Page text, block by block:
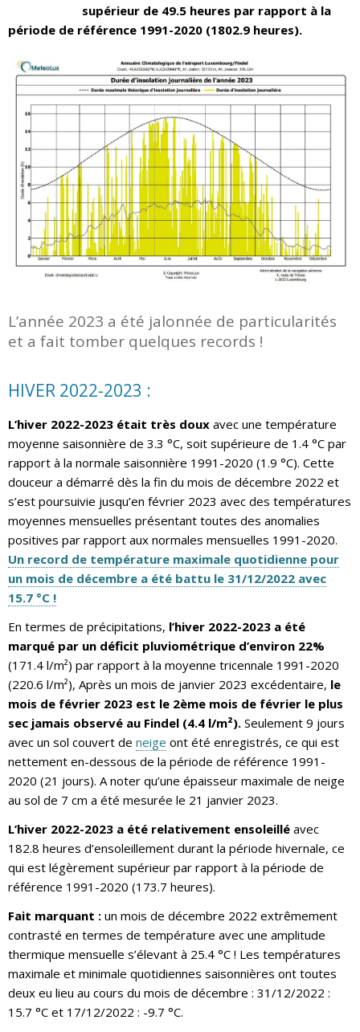
supérieur de 49.5 heures par rapport à la
période de référence 1991-2020 (1802.9 heures).
L’année 2023 a été jalonnée de particularités
et a fait tomber quelques records !
HIVER 2022-2023 :
L’hiver 2022-2023 était très doux avec une température
moyenne saisonnière de 3.3 °C, soit supérieure de 1.4 °C par
rapport à la normale saisonnière 1991-2020 (1.9 °C). Cette
douceur a démarré dès la fin du mois de décembre 2022 et
s’est poursuivie jusqu’en février 2023 avec des températures
moyennes mensuelles présentant toutes des anomalies
positives par rapport aux normales mensuelles 1991-2020.
Un record de température maximale quotidienne pour
un mois de décembre a été battu le 31/12/2022 avec
15.7 °C !
En termes de précipitations, l’hiver 2022-2023 a été
marqué par un déficit pluviométrique d’environ 22%
(171.4 l/m²) par rapport à la moyenne tricennale 1991-2020
(220.6 l/m²), Après un mois de janvier 2023 excédentaire, le
mois de février 2023 est le 2ème mois de février le plus
sec jamais observé au Findel (4.4 l/m²). Seulement 9 jours
avec un sol couvert de neige ont été enregistrés, ce qui est
nettement en-dessous de la période de référence 1991-
2020 (21 jours). A noter qu’une épaisseur maximale de neige
au sol de 7 cm a été mesurée le 21 janvier 2023.
L’hiver 2022-2023 a été relativement ensoleillé avec
182.8 heures d’ensoleillement durant la période hivernale, ce
qui est légèrement supérieur par rapport à la période de
référence 1991-2020 (173.7 heures).
Fait marquant : un mois de décembre 2022 extrêmement
contrasté en termes de température avec une amplitude
thermique mensuelle s’élevant à 25.4 °C ! Les températures
maximale et minimale quotidiennes saisonnières ont toutes
deux eu lieu au cours du mois de décembre : 31/12/2022 :
15.7 °C et 17/12/2022 : -9.7 °C.